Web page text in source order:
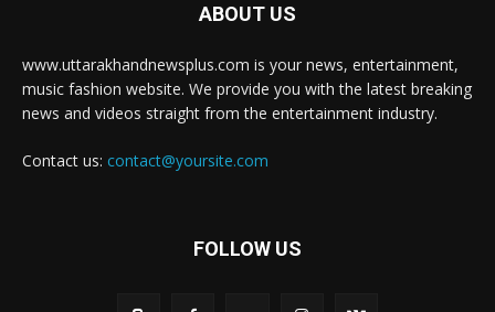
ABOUT US
www.uttarakhandnewsplus.com is your news, entertainment,
music fashion website. We provide you with the latest breaking
news and videos straight from the entertainment industry.
Contact us: contact@yoursite.com
FOLLOW US